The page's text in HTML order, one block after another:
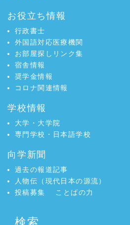
お役立ち情報
行政書士
外国語対応医療機関
お部屋探しリンク集
宿舎情報
奨学金情報
コロナ関連情報
学校情報
大学・大学院
専門学校・日本語学校
向学新聞
過去の報道記事
人物伝（現代日本の源流）
投稿募集
ことばの力
検索